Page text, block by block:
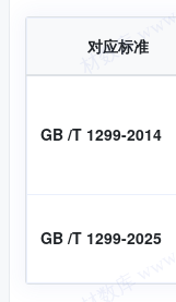
对应标准
GB /T 1299-2014
GB /T 1299-2025